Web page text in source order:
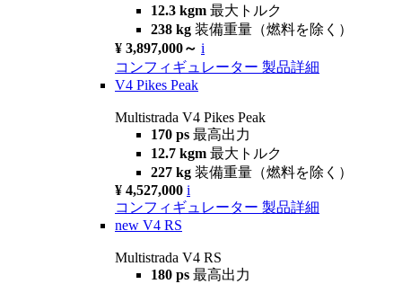
12.3 kgm 最大トルク
238 kg 装備重量（燃料を除く）
¥ 3,897,000～ i
コンフィギュレーター 製品詳細
V4 Pikes Peak
Multistrada V4 Pikes Peak
170 ps 最高出力
12.7 kgm 最大トルク
227 kg 装備重量（燃料を除く）
¥ 4,527,000 i
コンフィギュレーター 製品詳細
new V4 RS
Multistrada V4 RS
180 ps 最高出力